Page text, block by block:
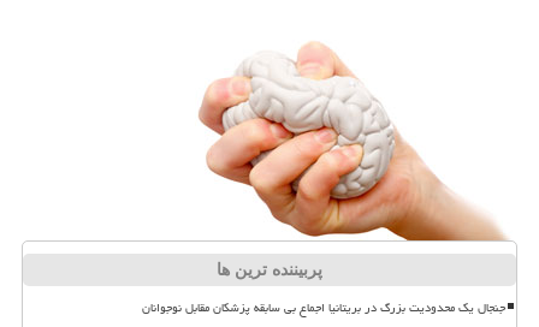
پربیننده ترین ها
جنجال یک محدودیت بزرگ در بریتانیا اجماع بی سابقه پزشکان مقابل نوجوانان